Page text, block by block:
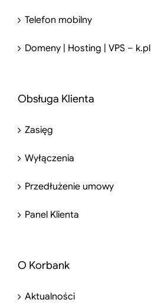
Telefon mobilny
Domeny | Hosting | VPS – k.pl
Obsługa Klienta
Zasięg
Wyłączenia
Przedłużenie umowy
Panel Klienta
O Korbank
Aktualności